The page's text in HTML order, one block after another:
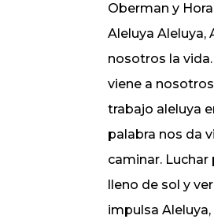
Oberman y
Aleluya Aleluya,
nosotros la
viene a nosotros
trabajo aleluya
palabra nos da
caminar.
lleno de sol y
impulsa